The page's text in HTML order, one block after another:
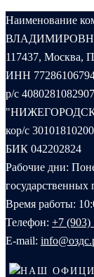
Наименование
117437, Москва,
ИНН
р/с
кор/с
БИК 042202824
Рабочие дни:
государственных
Время работы:
Телефон: +7 (903)
E-mail:
НАШ